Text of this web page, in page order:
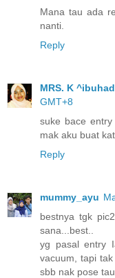
Mana tau ada
nanti.
Reply
MRS. K
GMT+8
suke bace
mak aku buat
Reply
mummy_ayu
bestnya tgk
sana...best..
yg pasal entry
vacuum, tapi
sbb nak pose